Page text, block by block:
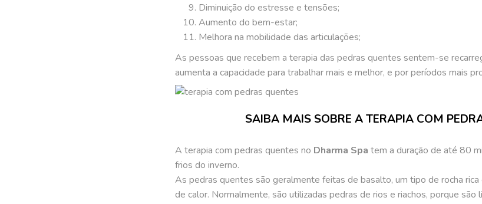
Diminuição do estresse e tensões;
Aumento do bem-estar;
Melhora na mobilidade das articulações;
As pessoas que recebem a terapia das pedras quentes sentem-se
aumenta a capacidade para trabalhar mais e melhor, e por períodos mais
SAIBA MAIS SOBRE A TERAPIA COM
A terapia com pedras quentes no Dharma Spa tem a duração de até 80
frios do inverno.
As pedras quentes são geralmente feitas de basalto, um tipo de rocha
de calor. Normalmente, são utilizadas pedras de rios e riachos, porque são